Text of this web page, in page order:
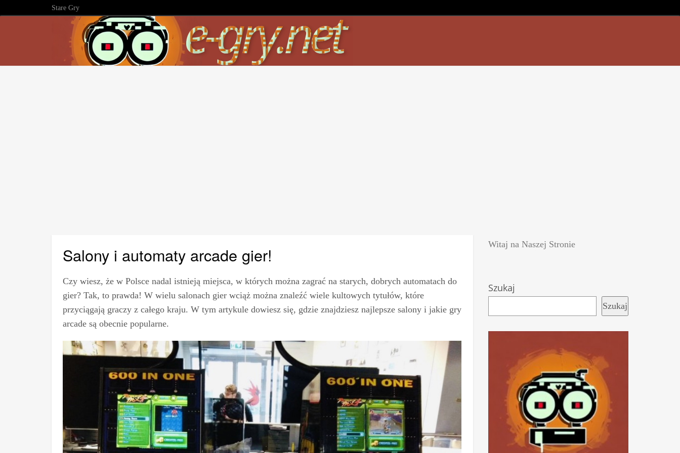
Stare Gry
Salony i automaty arcade gier!
Czy wiesz, że w Polsce nadal istnieją miejsca, w których można zagrać na starych, dobrych automatach do
gier? Tak, to prawda! W wielu salonach gier wciąż można znaleźć wiele kultowych tytułów, które
przyciągają graczy z całego kraju. W tym artykule dowiesz się, gdzie znajdziesz najlepsze salony i jakie gry
arcade są obecnie popularne.
Witaj na Naszej Stronie
Szukaj
Szukaj